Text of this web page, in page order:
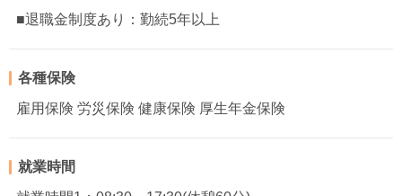
■退職金制度あり：勤続5年以上
各種保険
雇用保険 労災保険 健康保険 厚生年金保険
就業時間